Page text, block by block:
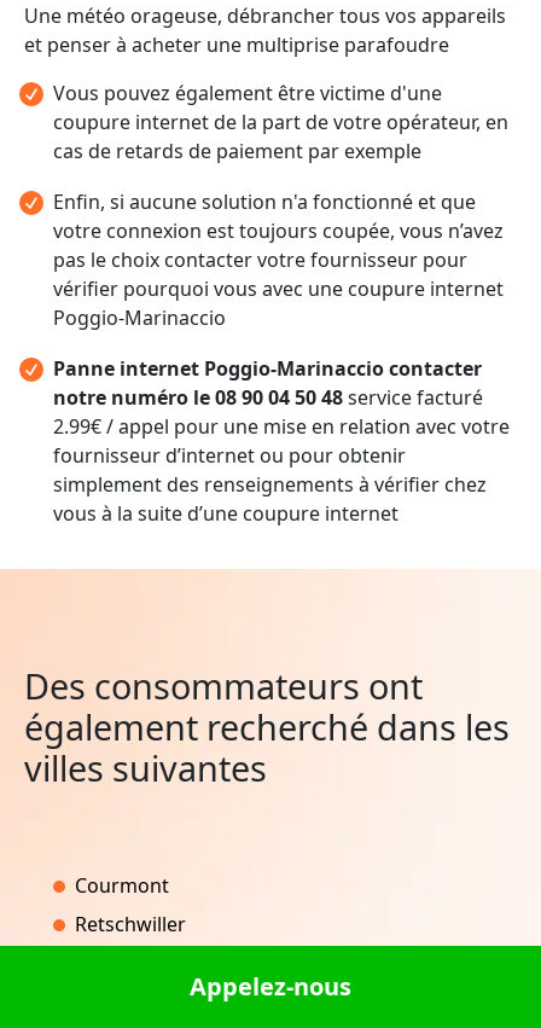
Une météo orageuse, débrancher tous vos appareils
et penser à acheter une multiprise parafoudre
Vous pouvez également être victime d'une
coupure internet de la part de votre opérateur, en
cas de retards de paiement par exemple
Enfin, si aucune solution n'a fonctionné et que
votre connexion est toujours coupée, vous n’avez
pas le choix contacter votre fournisseur pour
vérifier pourquoi vous avec une coupure internet
Poggio-Marinaccio
Panne internet Poggio-Marinaccio contacter
notre numéro le 08 90 04 50 48service facturé
2.99€ / appel pour une mise en relation avec votre
fournisseur d’internet ou pour obtenir
simplement des renseignements à vérifier chez
vous à la suite d’une coupure internet
Des consommateurs ont
également recherché dans les
villes suivantes
Courmont
Retschwiller
Appelez-nous